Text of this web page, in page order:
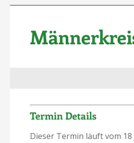
Termin Details
Dieser Termin läuft vom 18